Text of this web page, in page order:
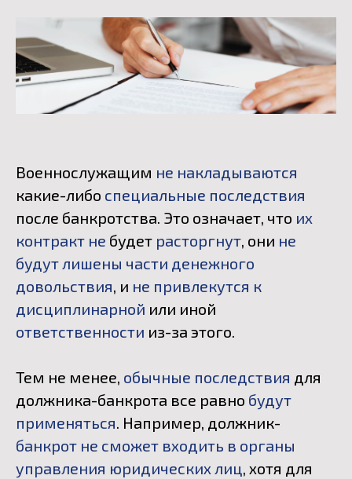
Военнослужащим не накладываются
какие-либо специальные последствия
после банкротства. Это означает, что их
контракт не будет расторгнут, они не
будут лишены части денежного
довольствия, и не привлекутся к
дисциплинарной или иной
ответственности из-за этого.
Тем не менее, обычные последствия для
должника-банкрота все равно будут
применяться. Например, должник-
банкрот не сможет входить в органы
управления юридических лиц, хотя для